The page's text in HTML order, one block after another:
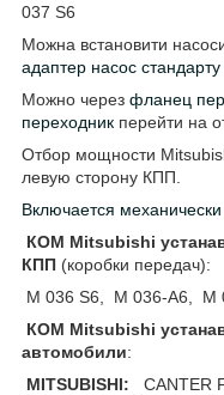
037 S6
Можна встановити
адаптер насос
Можно через фланец
переходник перейти на
Отбор мощности
левую сторону КПП.
Включается
КОМ Mitsubishi
КПП (коробки передач):
M 036 S6, M 036-A6, M
КОМ Mitsubishi
автомобили:
MITSUBISHI:
CANTER